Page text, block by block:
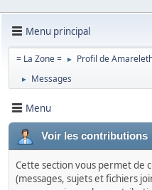
Menu principal
= La Zone = ► Profil de
► Messages
Menu
Voir les contributions
Cette section vous permet de
(messages, sujets et fichiers